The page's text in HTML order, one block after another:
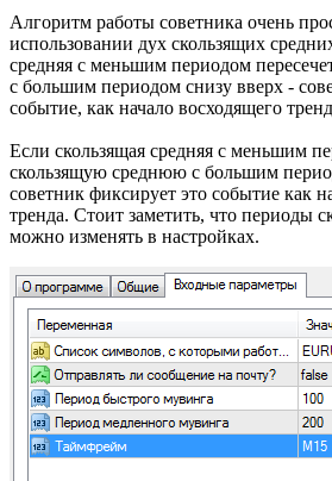
Алгоритм работы советника очень
использовании дух скользящих
средняя с меньшим периодом
с большим периодом снизу вверх -
событие, как начало восходящего
Если скользящая средняя с меньшим
скользящую среднюю с большим
советник фиксирует это событие как
тренда. Стоит заметить, что периоды
можно изменять в настройках.